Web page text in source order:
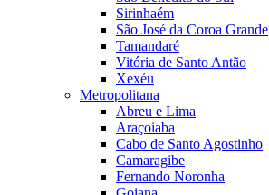
Sirinhaém
São José da Coroa Grande
Tamandaré
Vitória de Santo Antão
Xexéu
Metropolitana
Abreu e Lima
Araçoiaba
Cabo de Santo Agostinho
Camaragibe
Fernando Noronha